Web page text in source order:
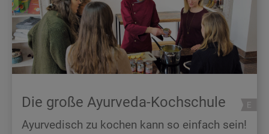
Die große Ayurveda-Kochschule
Ayurvedisch zu kochen kann so einfach sein!